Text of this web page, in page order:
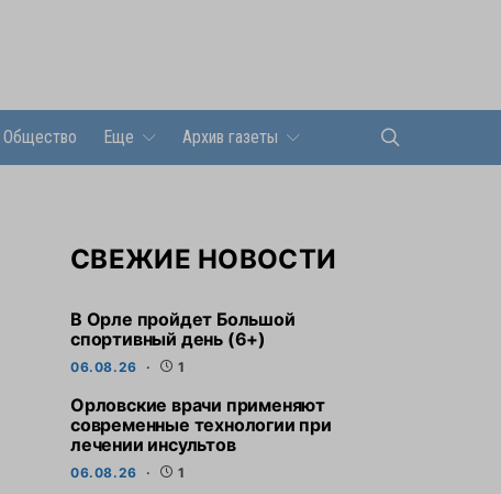
Общество Еще Архив газеты
СВЕЖИЕ НОВОСТИ
В Орле пройдет Большой
спортивный день (6+)
06.08.26 1
Орловские врачи применяют
современные технологии при
лечении инсультов
06.08.26 1